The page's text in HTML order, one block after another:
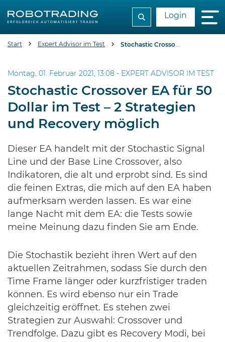
Login
Start Expert Advisor im Test Stochastic Crossover EA für 50 Dollar im Test – 2 Strategien und Recovery möglich
Montag, 01. Februar 2021, 13:08 - EXPERT ADVISOR IM TEST
Stochastic Crossover EA für 50
Dollar im Test – 2 Strategien
und Recovery möglich
Dieser EA handelt mit der Stochastic Signal
Line und der Base Line Crossover, also
Indikatoren, die alt und erprobt sind. Es sind
die feinen Extras, die mich auf den EA haben
aufmerksam werden lassen. Es war eine
lange Nacht mit dem EA: die Tests sowie
meine Meinung dazu finden Sie am Ende.
Die Stochastik bezieht ihren Wert auf den
aktuellen Zeitrahmen, sodass Sie durch den
Time Frame länger oder kurzfristiger traden
können. Es wird ebenso nur ein Trade
gleichzeitig eröffnet. Es stehen zwei
Strategien zur Auswahl: Crossover und
Trendfolge. Dazu gibt es Recovery Modi, bei